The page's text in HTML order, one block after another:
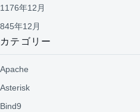
1176年12月
845年12月
カテゴリー
Apache
Asterisk
Bind9